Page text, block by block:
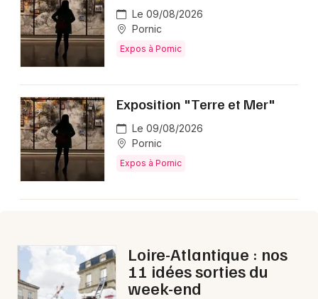
Le 09/08/2026
Pornic
Expos à Pornic
Exposition "Terre et Mer"
Le 09/08/2026
Pornic
Expos à Pornic
Loire-Atlantique : nos
11 idées sorties du
week-end